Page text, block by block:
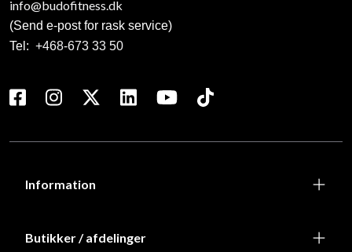
info@budofitness.dk
(Send e-post for rask service)
Tel: +468-673 33 50
Information
Butikker / afdelinger